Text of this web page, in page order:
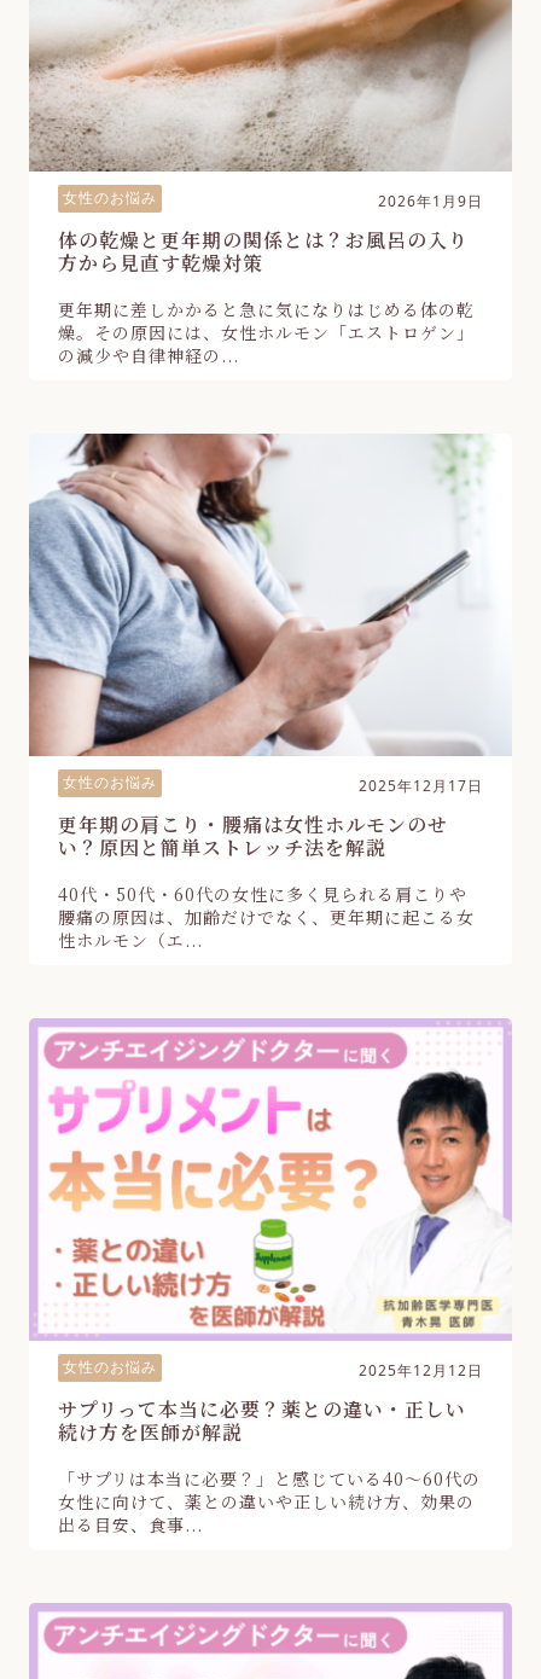
女性のお悩み 2026年1月9日
体の乾燥と更年期の関係とは？お風呂の入り
方から見直す乾燥対策
更年期に差しかかると急に気になりはじめる体の乾
燥。その原因には、女性ホルモン「エストロゲン」
の減少や自律神経の...
女性のお悩み 2025年12月17日
更年期の肩こり・腰痛は女性ホルモンのせ
い？原因と簡単ストレッチ法を解説
40代・50代・60代の女性に多く見られる肩こりや
腰痛の原因は、加齢だけでなく、更年期に起こる女
性ホルモン（エ...
女性のお悩み 2025年12月12日
サプリって本当に必要？薬との違い・正しい
続け方を医師が解説
「サプリは本当に必要？」と感じている40〜60代の
女性に向けて、薬との違いや正しい続け方、効果の
出る目安、食事...